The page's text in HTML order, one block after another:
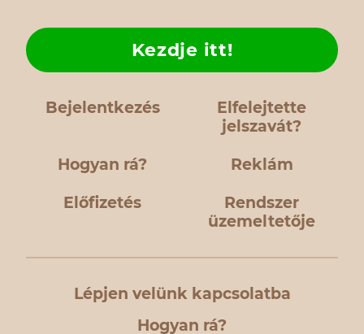
Bejelentkezés
Elfelejtette
jelszavát?
Hogyan rá?
Kezdje itt!
Reklám
Előfizetés
Rendszer
üzemeltetője
Lépjen velünk kapcsolatba
Hogyan rá?